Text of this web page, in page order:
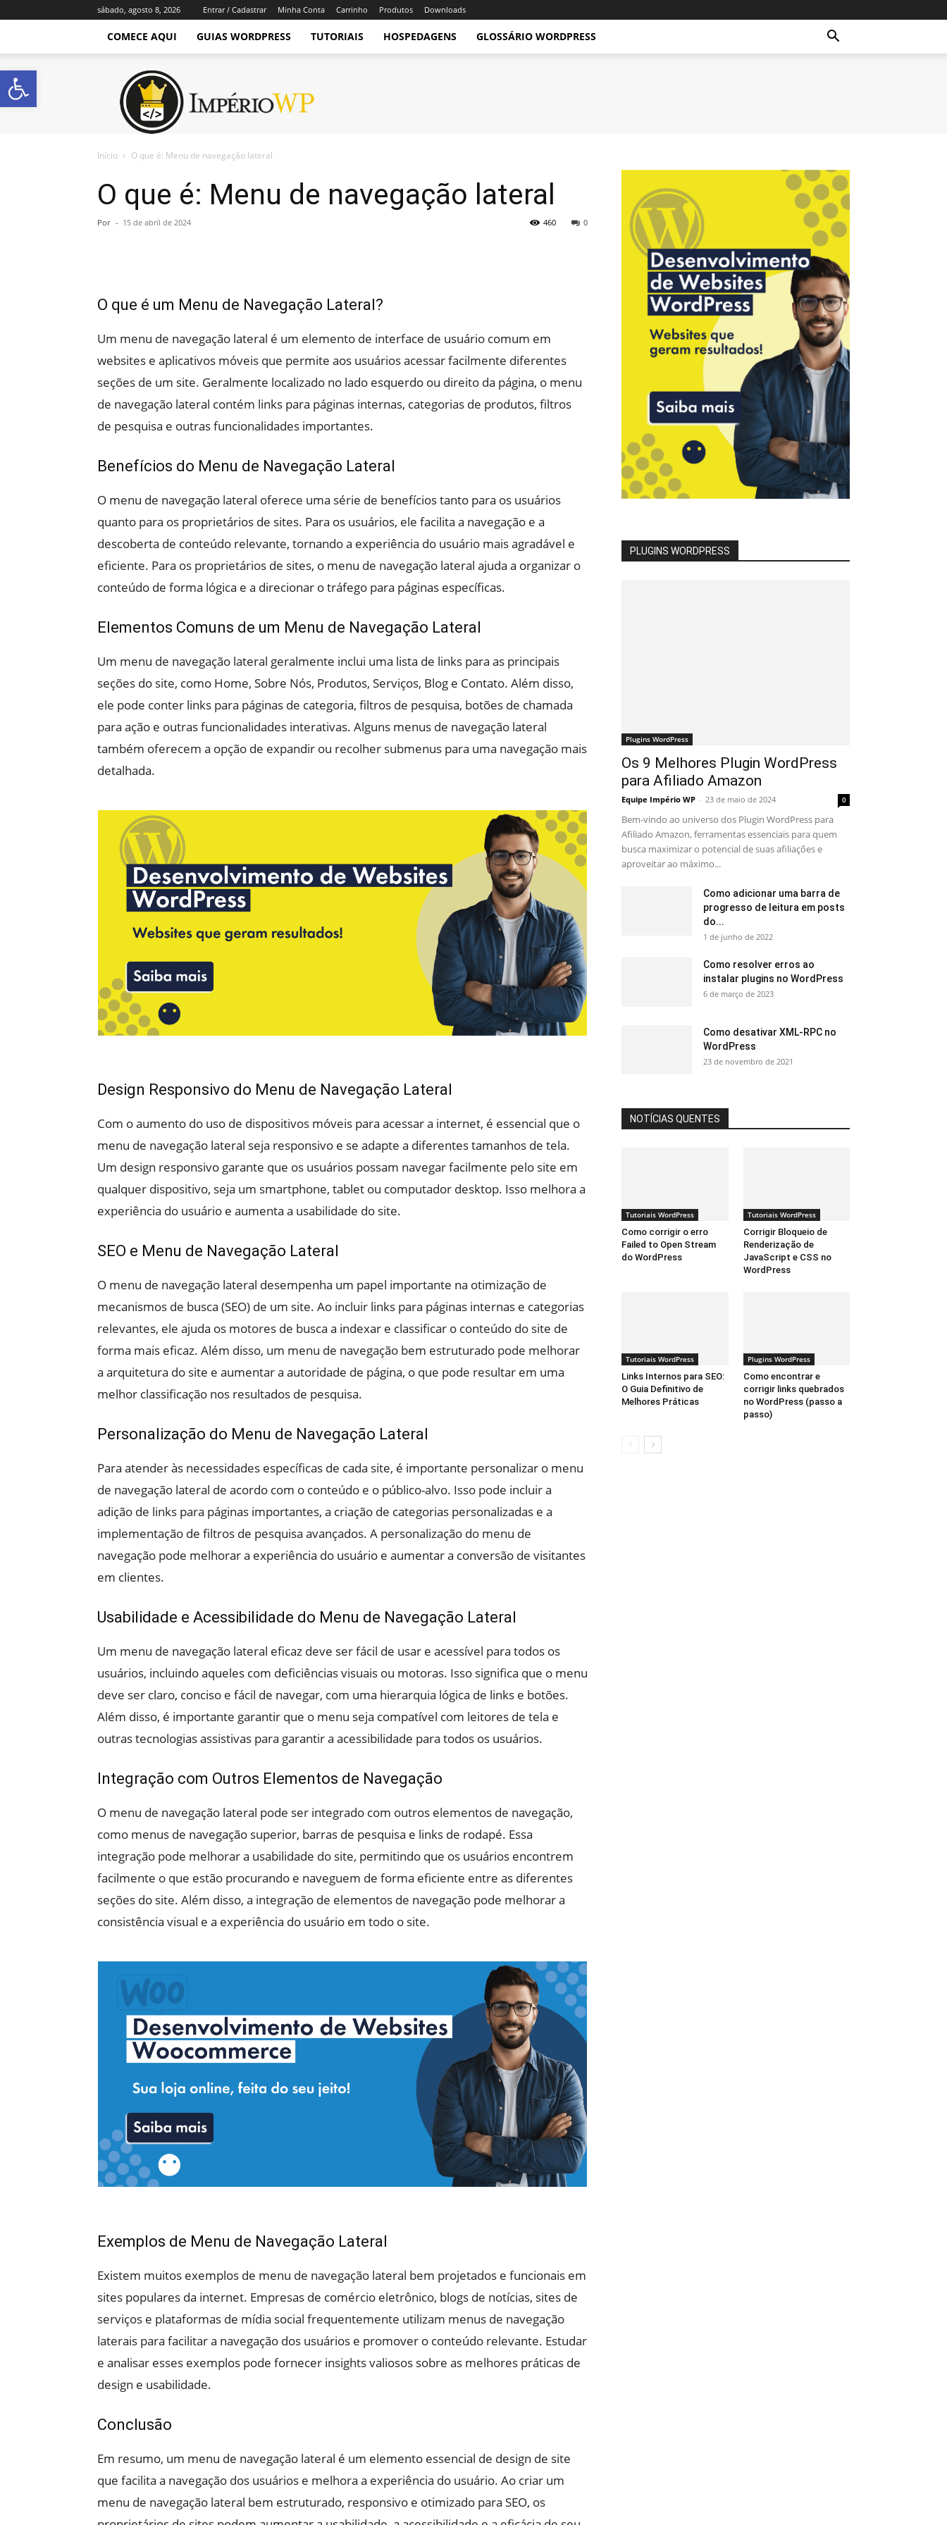
sábado, agosto 8, 2026 Entrar / Cadastrar Minha Conta Carrinho Produtos Downloads
COMECE AQUI GUIAS WORDPRESS TUTORIAIS HOSPEDAGENS GLOSSÁRIO WORDPRESS
Império
WordPress
Início O que é: Menu de navegação lateral
O que é: Menu de navegação lateral
Por - 15 de abril de 2024 0
460
O que é um Menu de Navegação Lateral?
Um menu de navegação lateral é um elemento de interface de usuário comum em
websites e aplicativos móveis que permite aos usuários acessar facilmente diferentes
seções de um site. Geralmente localizado no lado esquerdo ou direito da página, o menu
de navegação lateral contém links para páginas internas, categorias de produtos, filtros
de pesquisa e outras funcionalidades importantes.
Benefícios do Menu de Navegação Lateral
O menu de navegação lateral oferece uma série de benefícios tanto para os usuários
quanto para os proprietários de sites. Para os usuários, ele facilita a navegação e a
descoberta de conteúdo relevante, tornando a experiência do usuário mais agradável e
eficiente. Para os proprietários de sites, o menu de navegação lateral ajuda a organizar o
conteúdo de forma lógica e a direcionar o tráfego para páginas específicas.
Elementos Comuns de um Menu de Navegação Lateral
Um menu de navegação lateral geralmente inclui uma lista de links para as principais
seções do site, como Home, Sobre Nós, Produtos, Serviços, Blog e Contato. Além disso,
ele pode conter links para páginas de categoria, filtros de pesquisa, botões de chamada
para ação e outras funcionalidades interativas. Alguns menus de navegação lateral
também oferecem a opção de expandir ou recolher submenus para uma navegação mais
detalhada.
Design Responsivo do Menu de Navegação Lateral
Com o aumento do uso de dispositivos móveis para acessar a internet, é essencial que o
menu de navegação lateral seja responsivo e se adapte a diferentes tamanhos de tela.
Um design responsivo garante que os usuários possam navegar facilmente pelo site em
qualquer dispositivo, seja um smartphone, tablet ou computador desktop. Isso melhora a
experiência do usuário e aumenta a usabilidade do site.
SEO e Menu de Navegação Lateral
O menu de navegação lateral desempenha um papel importante na otimização de
mecanismos de busca (SEO) de um site. Ao incluir links para páginas internas e categorias
relevantes, ele ajuda os motores de busca a indexar e classificar o conteúdo do site de
forma mais eficaz. Além disso, um menu de navegação bem estruturado pode melhorar
a arquitetura do site e aumentar a autoridade de página, o que pode resultar em uma
melhor classificação nos resultados de pesquisa.
Personalização do Menu de Navegação Lateral
Para atender às necessidades específicas de cada site, é importante personalizar o menu
de navegação lateral de acordo com o conteúdo e o público-alvo. Isso pode incluir a
adição de links para páginas importantes, a criação de categorias personalizadas e a
implementação de filtros de pesquisa avançados. A personalização do menu de
navegação pode melhorar a experiência do usuário e aumentar a conversão de visitantes
em clientes.
Usabilidade e Acessibilidade do Menu de Navegação Lateral
Um menu de navegação lateral eficaz deve ser fácil de usar e acessível para todos os
usuários, incluindo aqueles com deficiências visuais ou motoras. Isso significa que o menu
deve ser claro, conciso e fácil de navegar, com uma hierarquia lógica de links e botões.
Além disso, é importante garantir que o menu seja compatível com leitores de tela e
outras tecnologias assistivas para garantir a acessibilidade para todos os usuários.
Integração com Outros Elementos de Navegação
O menu de navegação lateral pode ser integrado com outros elementos de navegação,
como menus de navegação superior, barras de pesquisa e links de rodapé. Essa
integração pode melhorar a usabilidade do site, permitindo que os usuários encontrem
facilmente o que estão procurando e naveguem de forma eficiente entre as diferentes
seções do site. Além disso, a integração de elementos de navegação pode melhorar a
consistência visual e a experiência do usuário em todo o site.
Exemplos de Menu de Navegação Lateral
Existem muitos exemplos de menu de navegação lateral bem projetados e funcionais em
sites populares da internet. Empresas de comércio eletrônico, blogs de notícias, sites de
serviços e plataformas de mídia social frequentemente utilizam menus de navegação
laterais para facilitar a navegação dos usuários e promover o conteúdo relevante. Estudar
e analisar esses exemplos pode fornecer insights valiosos sobre as melhores práticas de
design e usabilidade.
Conclusão
Em resumo, um menu de navegação lateral é um elemento essencial de design de site
que facilita a navegação dos usuários e melhora a experiência do usuário. Ao criar um
menu de navegação lateral bem estruturado, responsivo e otimizado para SEO, os
PLUGINS WORDPRESS
Plugins WordPress
Os 9 Melhores Plugin WordPress
para Afiliado Amazon
Equipe Império WP - 23 de maio de 2024 0
Bem-vindo ao universo dos Plugin WordPress para
Afiliado Amazon, ferramentas essenciais para quem
busca maximizar o potencial de suas afiliações e
aproveitar ao máximo...
Como adicionar uma barra de
progresso de leitura em posts
do...
1 de junho de 2022
Como resolver erros ao
instalar plugins no WordPress
6 de março de 2023
Como desativar XML-RPC no
WordPress
23 de novembro de 2021
NOTÍCIAS QUENTES
Tutoriais WordPress
Como corrigir o erro
Failed to Open Stream
do WordPress
Tutoriais WordPress
Corrigir Bloqueio de
Renderização de
JavaScript e CSS no
WordPress
Tutoriais WordPress
Links Internos para SEO:
O Guia Definitivo de
Melhores Práticas
Plugins WordPress
Como encontrar e
corrigir links quebrados
no WordPress (passo a
passo)
Abrir a barra de ferramentas